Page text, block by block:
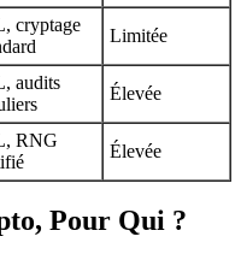
cryptage
Limitée
audits
Élevée
RNG
Élevée
Pour Qui ?